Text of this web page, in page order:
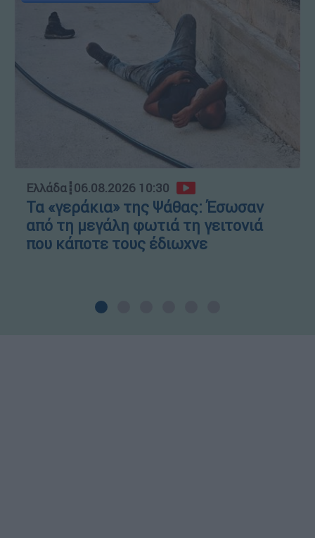
Ελλάδα┋06.08.2026 10:30
Τα «γεράκια» της Ψάθας: Έσωσαν
από τη μεγάλη φωτιά τη γειτονιά
που κάποτε τους έδιωχνε